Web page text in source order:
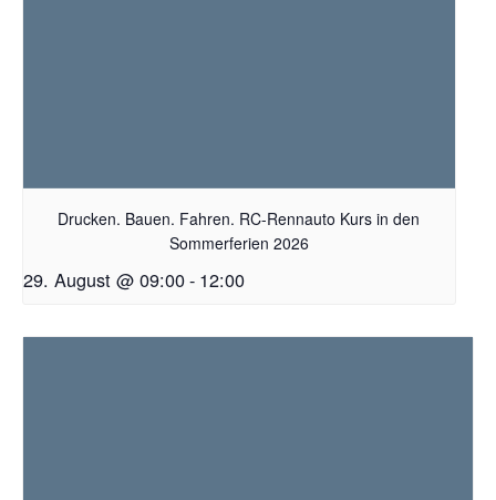
Drucken. Bauen. Fahren. RC-Rennauto Kurs in den
Sommerferien 2026
29. August @ 09:00- 12:00